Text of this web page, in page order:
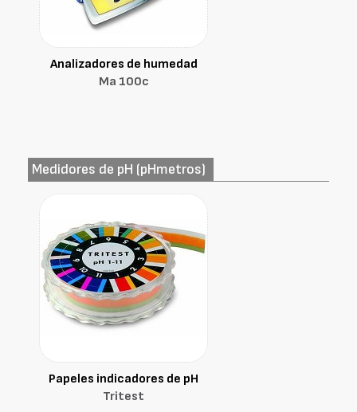
Analizadores de humedad
Ma 100c
Medidores de pH (pHmetros)
Papeles indicadores de pH
Tritest